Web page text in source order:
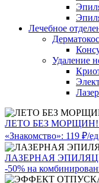
Лечебное
Удаление
ЛЕТО БЕЗ МОРЩИН!
«Знакомство»: 119 ₽/
ЛАЗЕРНАЯ
-50% на